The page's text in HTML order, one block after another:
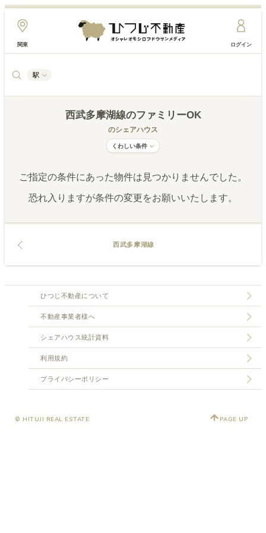
関東 ログイン
駅
西武多摩湖線のファミリーOK
のシェアハウス
くわしい条件
ご指定の条件にあった物件は見つかりませんでした。
恐れ入りますが条件の変更をお願いいたします。
西武多摩湖線
ひつじ不動産について
不動産事業者様へ
シェアハウス統計資料
利用規約
プライバシーポリシー
© HITUJI REAL ESTATE PAGE UP